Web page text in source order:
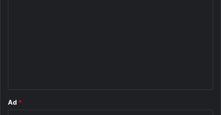
Ad *